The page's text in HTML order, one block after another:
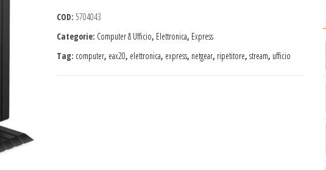
COD: 5704043
Categorie: Computer & Ufficio, Elettronica, Express
Tag: computer, eax20, elettronica, express, netgear, ripetitore, stream, ufficio